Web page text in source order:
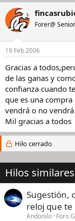
Forer@ Senior
19 Feb 2006
Gracias a
de las ganas y
confianza cuando
que es una
vendrá o no
Mil gracias a todos
Hilo cerrado
Hilos similares
Sugestión,
reloj que te
Andonilo Foro